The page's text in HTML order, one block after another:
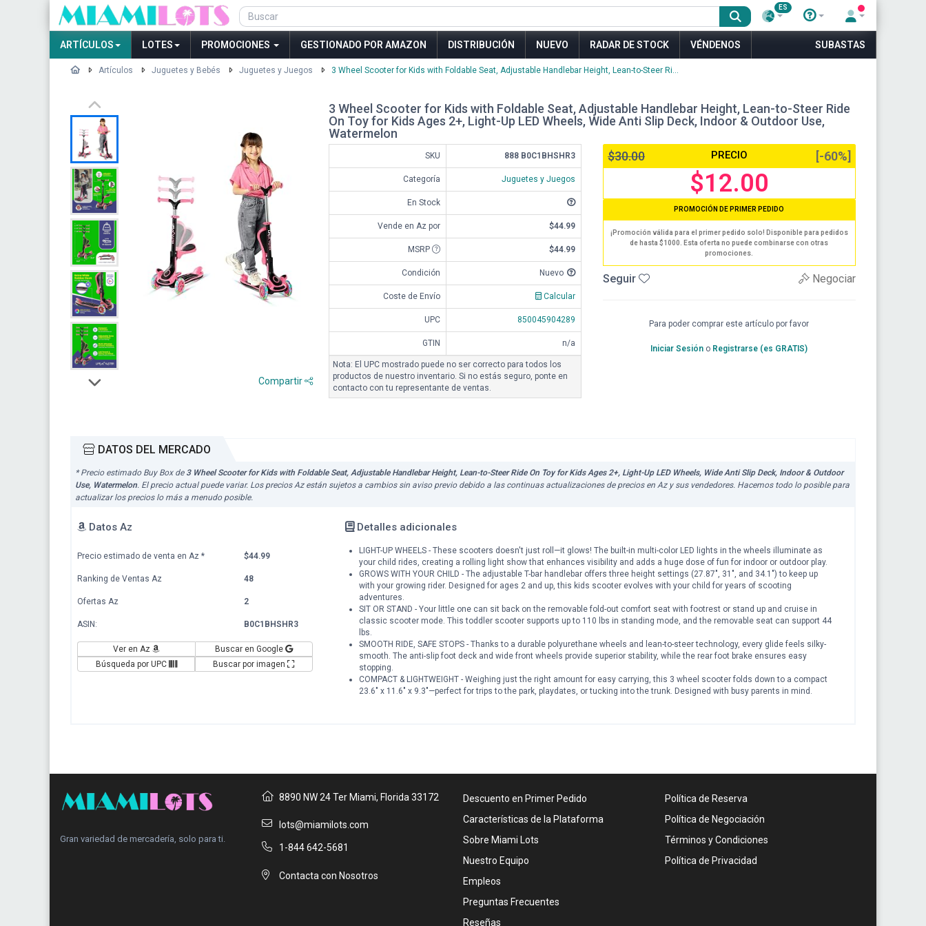
ES
ARTÍCULOS LOTES PROMOCIONES GESTIONADO POR AMAZON DISTRIBUCIÓN NUEVO RADAR DE STOCK VÉNDENOS SUBASTAS
Artículos Juguetes y Bebés Juguetes y Juegos 3 Wheel Scooter for Kids with Foldable Seat, Adjustable Handlebar Height, Lean-to-Steer Ri...
Compartir
3 Wheel Scooter for Kids with Foldable Seat, Adjustable Handlebar Height, Lean-to-Steer Ride
On Toy for Kids Ages 2+, Light-Up LED Wheels, Wide Anti Slip Deck, Indoor & Outdoor Use,
Watermelon
SKU 888 B0C1BHSHR3
Categoría Juguetes y Juegos
En Stock
Vende en Az por $44.99
MSRP $44.99
Condición Nuevo
Coste de Envío Calcular
UPC 850045904289
GTIN n/a
Nota: El UPC mostrado puede no ser correcto para todos los
productos de nuestro inventario. Si no estás seguro, ponte en
contacto con tu representante de ventas.
$30.00 PRECIO [-60%]
$12.00
PROMOCIÓN DE PRIMER PEDIDO
¡Promoción válida para el primer pedido solo! Disponible para pedidos
de hasta $1000. Esta oferta no puede combinarse con otras
promociones.
Seguir Negociar
Para poder comprar este artículo por favor
Iniciar Sesión o Registrarse (es GRATIS)
DATOS DEL MERCADO
* Precio estimado Buy Box de 3 Wheel Scooter for Kids with Foldable Seat, Adjustable Handlebar Height, Lean-to-Steer Ride On Toy for Kids Ages 2+, Light-Up LED Wheels, Wide Anti Slip Deck, Indoor & Outdoor
Use, Watermelon. El precio actual puede variar. Los precios Az están sujetos a cambios sin aviso previo debido a las continuas actualizaciones de precios en Az y sus vendedores. Hacemos todo lo posible para
actualizar los precios lo más a menudo posible.
Datos Az
Precio estimado de venta en Az * $44.99
Ranking de Ventas Az 48
Ofertas Az 2
ASIN: B0C1BHSHR3
Ver en Az
Buscar en Google
Búsqueda por UPC
Buscar por imagen
Detalles adicionales
LIGHT-UP WHEELS - These scooters doesn't just roll—it glows! The built-in multi-color LED lights in the wheels illuminate as
your child rides, creating a rolling light show that enhances visibility and adds a huge dose of fun for indoor or outdoor play.
GROWS WITH YOUR CHILD - The adjustable T-bar handlebar offers three height settings (27.87", 31", and 34.1") to keep up
with your growing rider. Designed for ages 2 and up, this kids scooter evolves with your child for years of scooting
adventures.
SIT OR STAND - Your little one can sit back on the removable fold-out comfort seat with footrest or stand up and cruise in
classic scooter mode. This toddler scooter supports up to 110 lbs in standing mode, and the removable seat can support 44
lbs.
SMOOTH RIDE, SAFE STOPS - Thanks to a durable polyurethane wheels and lean-to-steer technology, every glide feels silky-
smooth. The anti-slip foot deck and wide front wheels provide superior stability, while the rear foot brake ensures easy
stopping.
COMPACT & LIGHTWEIGHT - Weighing just the right amount for easy carrying, this 3 wheel scooter folds down to a compact
23.6" x 11.6" x 9.3"—perfect for trips to the park, playdates, or tucking into the trunk. Designed with busy parents in mind.
Gran variedad de mercadería, solo para ti.
8890 NW 24 Ter Miami, Florida 33172
lots@miamilots.com
1-844 642-5681
Contacta con Nosotros
Descuento en Primer Pedido
Características de la Plataforma
Sobre Miami Lots
Nuestro Equipo
Empleos
Preguntas Frecuentes
Reseñas
Política de Reserva
Política de Negociación
Términos y Condiciones
Política de Privacidad